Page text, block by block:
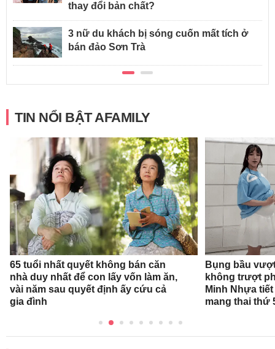
thay đổi bản chất?
3 nữ du khách bị sóng cuốn mất tích ở
bán đảo Sơn Trà
TIN NỔI BẬT AFAMILY
65 tuổi nhất quyết không bán căn
nhà duy nhất để con lấy vốn làm ăn,
vài năm sau quyết định ấy cứu cả
gia đình
Bụng bầu
không trượt
Minh Nhựa
mang thai thứ